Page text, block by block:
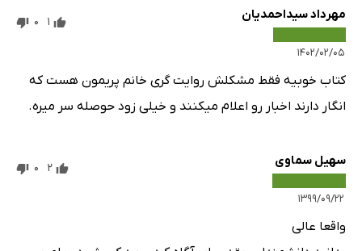
مهرداد سیداحمدیان
۱۴۰۲/۰۲/۰۵
1
0
کتاب خوبیه فقط مشکلش روایت گری خانم پریمون هست که
انگار دارند اخبار رو اعلام میکنند و خیلی زود حوصله سر میره.
سهیل سماوی
۱۳۹۹/۰۹/۲۲
2
0
واقعا عالی